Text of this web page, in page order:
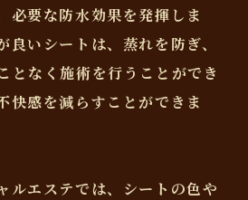
必要な防水効果を発揮しま
良いシートは、蒸れを防ぎ、
となく施術を行うことができ
快感を減らすことができま
ルエステでは、シートの色や